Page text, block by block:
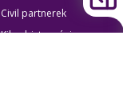
Civil partnerek
Kiberbiztonsági